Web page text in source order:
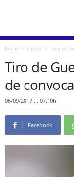
Início Locais Tiro de
Tiro de
de
06/09/2017 ... 07:10h
Facebook